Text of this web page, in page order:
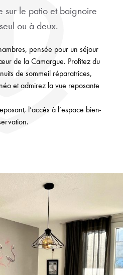
sur le patio et baignoire
ou à deux.
pensée pour un séjour
de la Camargue. Profitez du
de sommeil réparatrices,
et admirez la vue reposante
l’accès à l’espace bien-